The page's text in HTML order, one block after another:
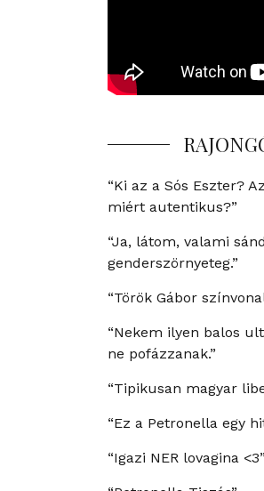
“Ki az a Sós Eszter?
miért autentikus?”
“Ja, látom, valami
genderszörnyeteg.”
“Török Gábor
“Nekem ilyen balos
ne pofázzanak.”
“Tipikusan magyar
“Ez a Petronella egy
“Igazi NER lovagina